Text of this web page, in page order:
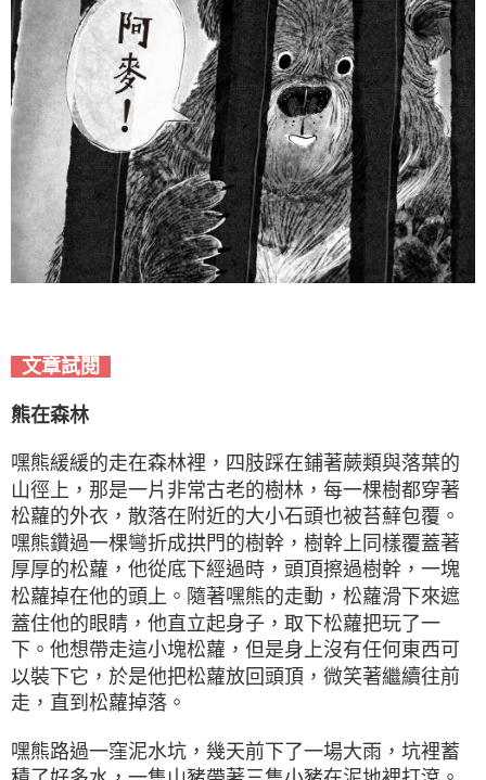
文章試閱
熊在森林
嘿熊緩緩的走在森林裡，四肢踩在鋪著蕨類與落葉的
山徑上，那是一片非常古老的樹林，每一棵樹都穿著
松蘿的外衣，散落在附近的大小石頭也被苔蘚包覆。
嘿熊鑽過一棵彎折成拱門的樹幹，樹幹上同樣覆蓋著
厚厚的松蘿，他從底下經過時，頭頂擦過樹幹，一塊
松蘿掉在他的頭上。隨著嘿熊的走動，松蘿滑下來遮
蓋住他的眼睛，他直立起身子，取下松蘿把玩了一
下。他想帶走這小塊松蘿，但是身上沒有任何東西可
以裝下它，於是他把松蘿放回頭頂，微笑著繼續往前
走，直到松蘿掉落。
嘿熊路過一窪泥水坑，幾天前下了一場大雨，坑裡蓄